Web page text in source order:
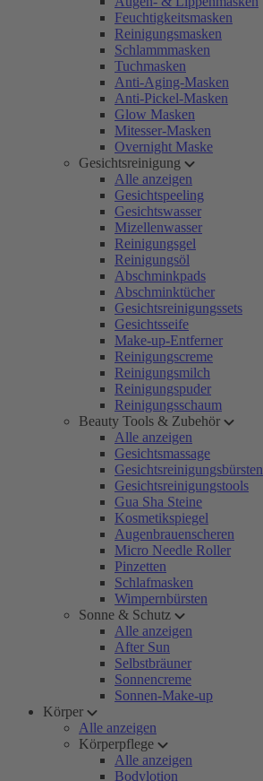
Feuchtigkeitsmasken
Reinigungsmasken
Schlammmasken
Tuchmasken
Anti-Aging-Masken
Anti-Pickel-Masken
Glow Masken
Mitesser-Masken
Overnight Maske
Gesichtsreinigung
Alle anzeigen
Gesichtspeeling
Gesichtswasser
Mizellenwasser
Reinigungsgel
Reinigungsöl
Abschminkpads
Abschminktücher
Gesichtsreinigungssets
Gesichtsseife
Make-up-Entferner
Reinigungscreme
Reinigungsmilch
Reinigungspuder
Reinigungsschaum
Beauty Tools & Zubehör
Alle anzeigen
Gesichtsmassage
Gesichtsreinigungsbürsten
Gesichtsreinigungstools
Gua Sha Steine
Kosmetikspiegel
Augenbrauenscheren
Micro Needle Roller
Pinzetten
Schlafmasken
Wimpernbürsten
Sonne & Schutz
Alle anzeigen
After Sun
Selbstbräuner
Sonnencreme
Sonnen-Make-up
Körper
Alle anzeigen
Körperpflege
Alle anzeigen
Bodylotion